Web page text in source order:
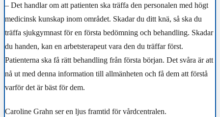
– Det handlar om att patienten ska träffa den personalen med högt
medicinsk kunskap inom området. Skadar du ditt knä, så ska du
träffa sjukgymnast för en första bedömning och behandling. Skadar
du handen, kan en arbetsterapeut vara den du träffar först.
Patienterna ska få rätt behandling från första början. Det svåra är att
nå ut med denna information till allmänheten och få dem att förstå
varför det är bäst för dem.
Caroline Grahn ser en ljus framtid för vårdcentralen.